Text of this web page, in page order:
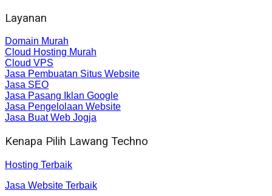
Layanan
Domain Murah
Cloud Hosting Murah
Cloud VPS
Jasa Pembuatan Situs Website
Jasa SEO
Jasa Pasang Iklan Google
Jasa Pengelolaan Website
Jasa Buat Web Jogja
Kenapa Pilih Lawang Techno
Hosting Terbaik
Jasa Website Terbaik